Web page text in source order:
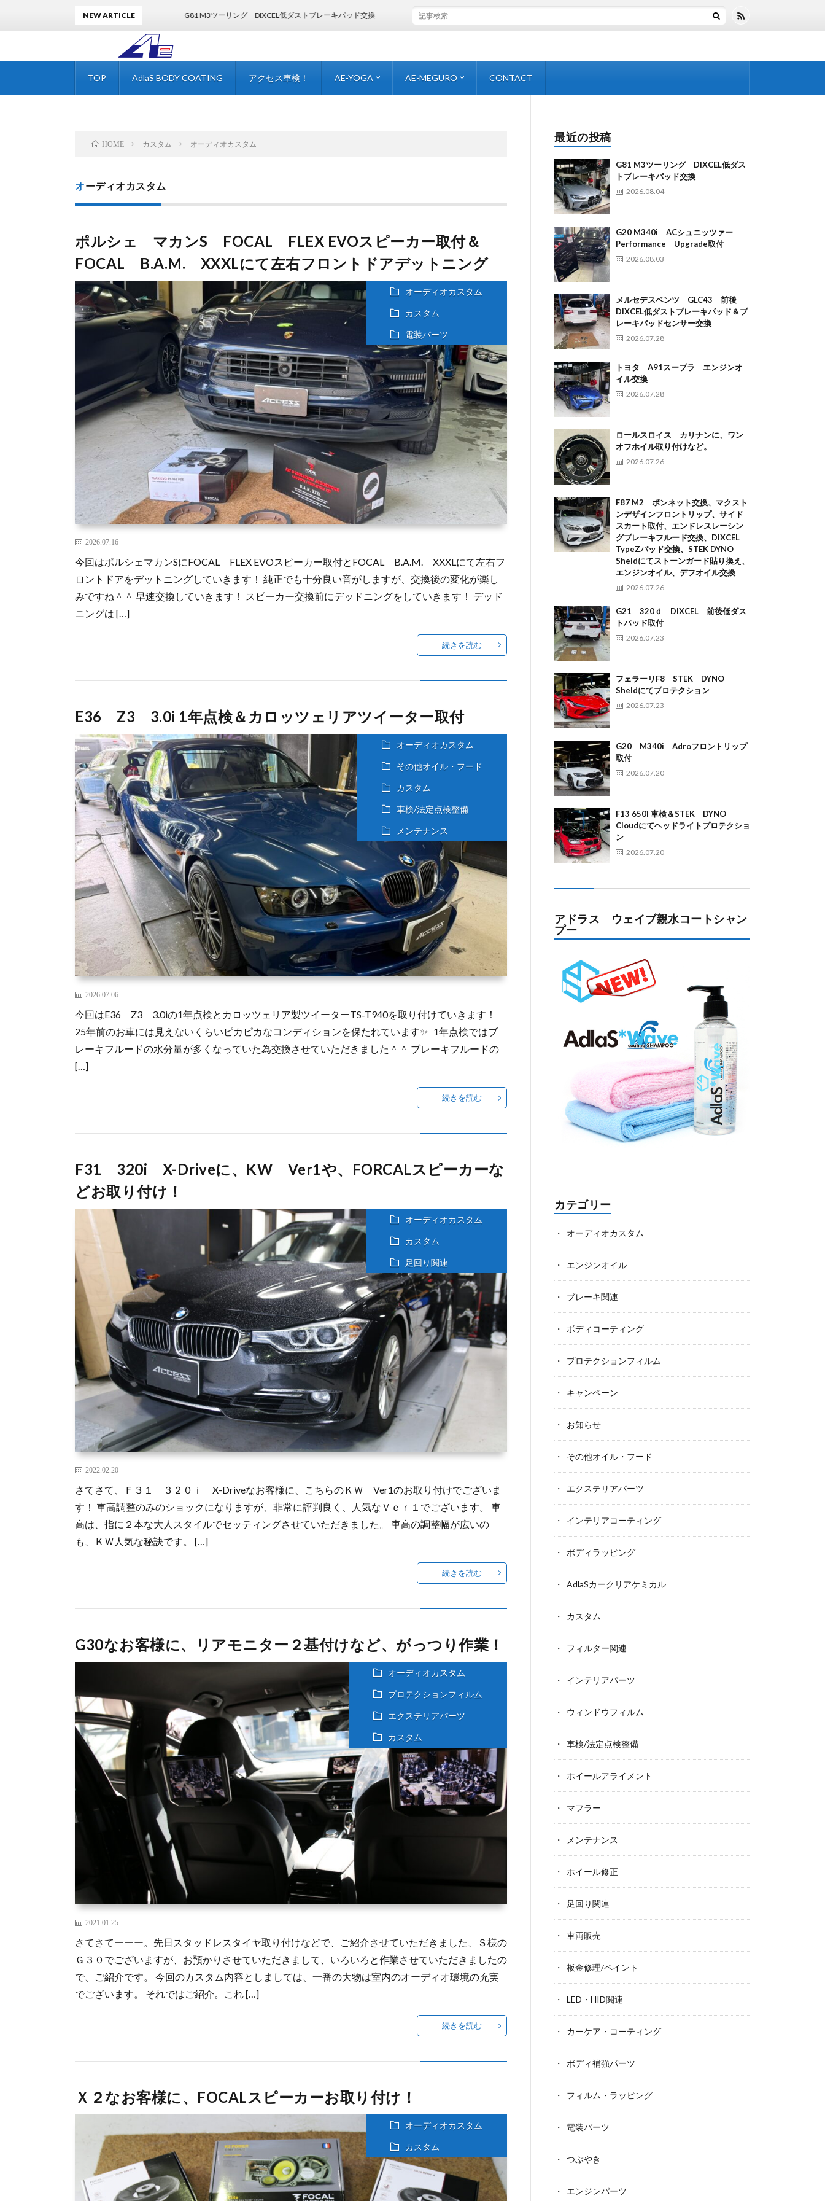
TOP AdlaS BODY COATING アクセス車検！ AE-YOGA AE-MEGURO CONTACT
NEW ARTICLEG81 M3ツーリング DIXCEL低ダストブレーキパッド交換
HOME カスタム オーディオカスタム
オーディオカスタム
ポルシェ マカンS FOCAL FLEX EVOスピーカー取付＆
FOCAL B.A.M. XXXLにて左右フロントドアデットニング
オーディオカスタム
カスタム
電装パーツ
2026.07.16
今回はポルシェマカンSにFOCAL FLEX EVOスピーカー取付とFOCAL B.A.M. XXXLにて左右フ
ロントドアをデットニングしていきます！ 純正でも十分良い音がしますが、交換後の変化が楽し
みですね＾＾ 早速交換していきます！ スピーカー交換前にデッドニングをしていきます！ デッド
ニングは […]
続きを読む
E36 Z3 3.0i 1年点検＆カロッツェリアツイーター取付
オーディオカスタム
その他オイル・フード
カスタム
車検/法定点検整備
メンテナンス
2026.07.06
今回はE36 Z3 3.0iの1年点検とカロッツェリア製ツイーターTS‐T940を取り付けていきます！
25年前のお車には見えないくらいピカピカなコンディションを保たれています✨ 1年点検ではブ
レーキフルードの水分量が多くなっていた為交換させていただきました＾＾ ブレーキフルードの
[…]
続きを読む
F31 320i X-Driveに、KW Ver1や、FORCALスピーカーな
どお取り付け！
オーディオカスタム
カスタム
足回り関連
2022.02.20
さてさて、Ｆ３１ ３２０ｉ X-Driveなお客様に、こちらのＫＷ Ver1のお取り付けでございま
す！ 車高調整のみのショックになりますが、非常に評判良く、人気なＶｅｒ１でございます。 車
高は、指に２本な大人スタイルでセッティングさせていただきました。 車高の調整幅が広いの
も、ＫＷ人気な秘訣です。 […]
続きを読む
G30なお客様に、リアモニター２基付けなど、がっつり作業！
オーディオカスタム
プロテクションフィルム
エクステリアパーツ
カスタム
2021.01.25
さてさてーーー。先日スタッドレスタイヤ取り付けなどで、ご紹介させていただきました、Ｓ様の
Ｇ３０でございますが、お預かりさせていただきまして、いろいろと作業させていただきましたの
で、ご紹介です。 今回のカスタム内容としましては、一番の大物は室内のオーディオ環境の充実
でございます。 それではご紹介。これ […]
続きを読む
Ｘ２なお客様に、FOCALスピーカーお取り付け！
オーディオカスタム
カスタム
最近の投稿
G81 M3ツーリング DIXCEL低ダス
トブレーキパッド交換
2026.08.04
G20 M340i ACシュニッツァー
Performance Upgrade取付
2026.08.03
メルセデスベンツ GLC43 前後
DIXCEL低ダストブレーキパッド＆ブ
レーキパッドセンサー交換
2026.07.28
トヨタ A91スープラ エンジンオ
イル交換
2026.07.28
ロールスロイス カリナンに、ワン
オフホイル取り付けなど。
2026.07.26
F87 M2 ボンネット交換、マクスト
ンデザインフロントリップ、サイド
スカート取付、エンドレスレーシン
グブレーキフルード交換、DIXCEL
TypeZパッド交換、STEK DYNO
Sheldにてストーンガード貼り換え、
エンジンオイル、デフオイル交換
2026.07.26
G21 320ｄ DIXCEL 前後低ダス
トパッド取付
2026.07.23
フェラーリF8 STEK DYNO
Sheldにてプロテクション
2026.07.23
G20 M340i Adroフロントリップ
取付
2026.07.20
F13 650i 車検＆STEK DYNO
Cloudにてヘッドライトプロテクショ
ン
2026.07.20
アドラス ウェイブ親水コートシャン
プー
カテゴリー
オーディオカスタム
エンジンオイル
ブレーキ関連
ボディコーティング
プロテクションフィルム
キャンペーン
お知らせ
その他オイル・フード
エクステリアパーツ
インテリアコーティング
ボディラッピング
AdlaSカークリアケミカル
カスタム
フィルター関連
インテリアパーツ
ウィンドウフィルム
車検/法定点検整備
ホイールアライメント
マフラー
メンテナンス
ホイール修正
足回り関連
車両販売
板金修理/ペイント
LED・HID関連
カーケア・コーティング
ボディ補強パーツ
フィルム・ラッピング
電装パーツ
つぶやき
エンジンパーツ